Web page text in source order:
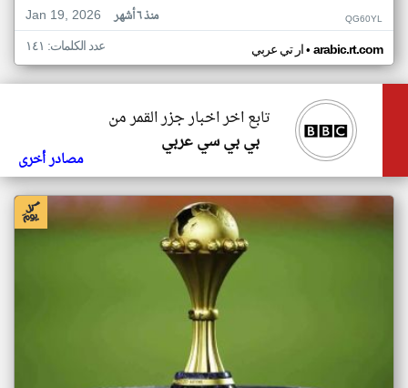
Jan 19, 2026
منذ ٦ أشهر QG60YL
ار تي عربي• arabic.rt.com عدد الكلمات: ١٤١
تابع اخر اخبار جزر القمر من
بي بي سي عربي
مصادر أخرى